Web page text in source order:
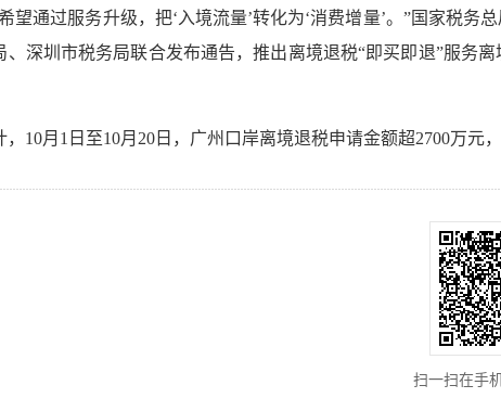
望通过服务升级，把‘入境流量’转化为‘消费增量’。”国家税
、深圳市税务局联合发布通告，推出离境退税“即买即退”服务
，10月1日至10月20日，广州口岸离境退税申请金额超2700万元
扫一扫在手